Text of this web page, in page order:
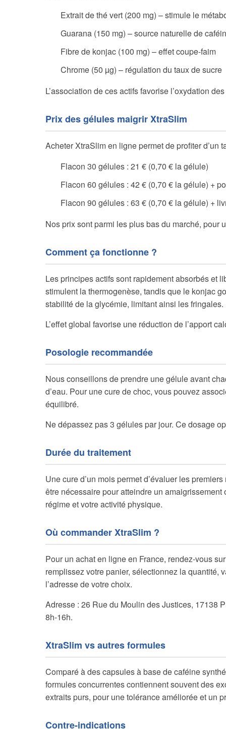
Extrait de thé vert (200 mg) – stimule le
Guarana (150 mg) – source naturelle de
Fibre de konjac (100 mg) – effet coupe-faim
Chrome (50 µg) – régulation du taux de sucre
L’association de ces actifs favorise l’oxydation
Prix des gélules maigrir XtraSlim
Acheter XtraSlim en ligne permet de profiter d’un
Flacon 30 gélules : 21 € (0,70 € la gélule)
Flacon 60 gélules : 42 € (0,70 € la gélule) +
Flacon 90 gélules : 63 € (0,70 € la gélule) +
Nos prix sont parmi les plus bas du marché, pour
Comment ça fonctionne ?
Les principes actifs sont rapidement absorbés et
stimulent la thermogenèse, tandis que le konjac
stabilité de la glycémie, limitant ainsi les fringales.
L’effet global favorise une réduction de l’apport
Posologie recommandée
Nous conseillons de prendre une gélule avant
d’eau. Pour une cure de choc, vous pouvez
équilibré.
Ne dépassez pas 3 gélules par jour. Ce dosage
Durée du traitement
Une cure d’un mois permet d’évaluer les
être nécessaire pour atteindre un
régime et votre activité physique.
Où commander XtraSlim ?
Pour un achat en ligne en France, rendez-vous
remplissez votre panier, sélectionnez la quantité,
l’adresse de votre choix.
Adresse : 26 Rue du Moulin des Justices, 17138
8h-16h.
XtraSlim vs autres formules
Comparé à des capsules à base de caféine
formules concurrentes contiennent souvent des
extraits purs, pour une tolérance améliorée et un
Contre-indications